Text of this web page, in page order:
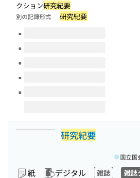
クション研究紀要
別の記録形式 研究紀要
このタイトルの巻号
研究紀要
紙 デジタル 雑誌 雑誌
国立国